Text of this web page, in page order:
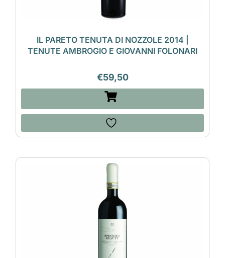
IL PARETO TENUTA DI NOZZOLE 2014 |
TENUTE AMBROGIO E GIOVANNI FOLONARI
€59,50